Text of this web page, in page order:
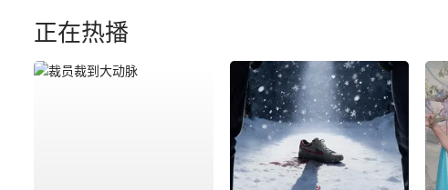
正在热播